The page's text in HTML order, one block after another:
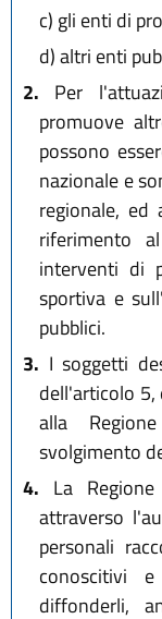
c) gli enti di
d)altri enti
2. Per
promuove
possono
nazionale e
regionale, ed
riferimento
interventi di
sportiva e
pubblici.
3. I soggetti
dell'articolo
alla
svolgimento
4. La
attraverso
personali
conoscitivi
diffonderli,